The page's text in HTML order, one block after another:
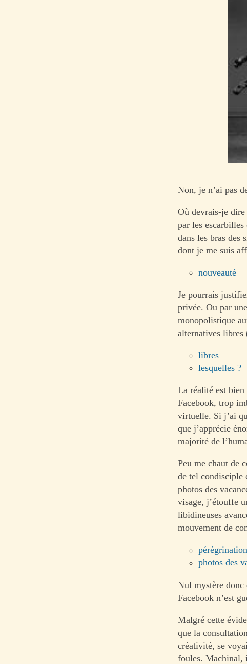
Non, je n’ai pas
Où devrais-je
par les
dans les bras des
dont je me suis
nouveauté
Je pourrais
privée. Ou par
monopolistique
alternatives libres
libres
lesquelles ?
La réalité est
Facebook, trop
virtuelle. Si j’ai
que j’apprécie
majorité de
Peu me chaut de
de tel condisciple
photos des
visage, j’étouffe
libidineuses
mouvement de
photos des
Nul mystère donc
Facebook n’est
Malgré cette
que la
créativité, se
foules. Machinal,